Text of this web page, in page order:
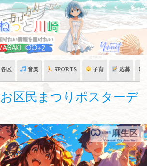
区 音楽 SPORTS 子育 応募 🏛
区民まつりポスターデ